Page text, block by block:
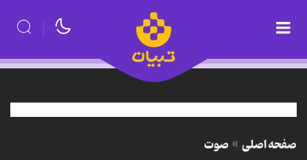
صفحه اصلی صوت